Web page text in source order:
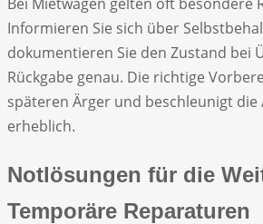
Informieren Sie sich über
dokumentieren Sie den Zustand bei
Rückgabe genau. Die richtige
späteren Ärger und beschleunigt die
erheblich.
Notlösungen für die
Temporäre Reparaturen